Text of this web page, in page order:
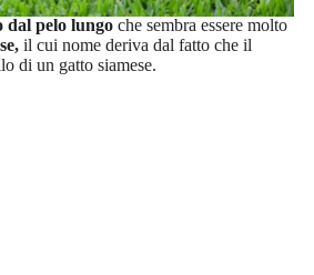
dal pelo lungo che sembra essere molto
il cui nome deriva dal fatto che il
di un gatto siamese.